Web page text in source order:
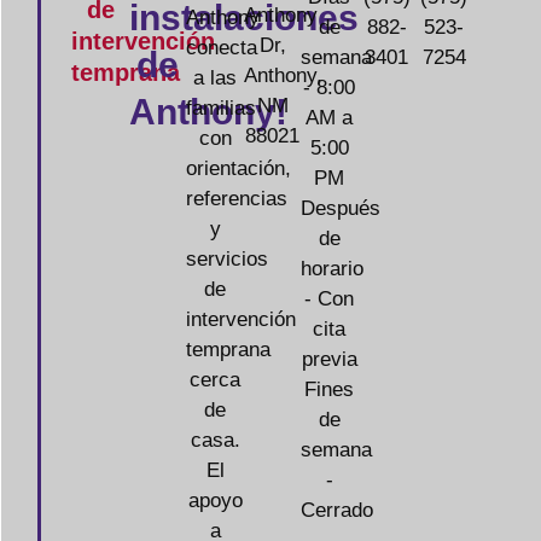
de
intervención
temprana
instalaciones
de
Anthony!
Anthony
conecta
a las
familias
con
orientación,
referencias
y
servicios
de
intervención
temprana
cerca
de
casa.
El
apoyo
a
Anthony
Dr,
Anthony,
NM
88021
de
semana
- 8:00
AM a
5:00
PM
Después
de
horario
- Con
cita
previa
Fines
de
semana
-
Cerrado
882-
3401
523-
7254